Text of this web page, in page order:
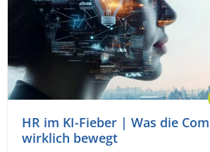
HR im KI-Fieber | Was die
wirklich bewegt